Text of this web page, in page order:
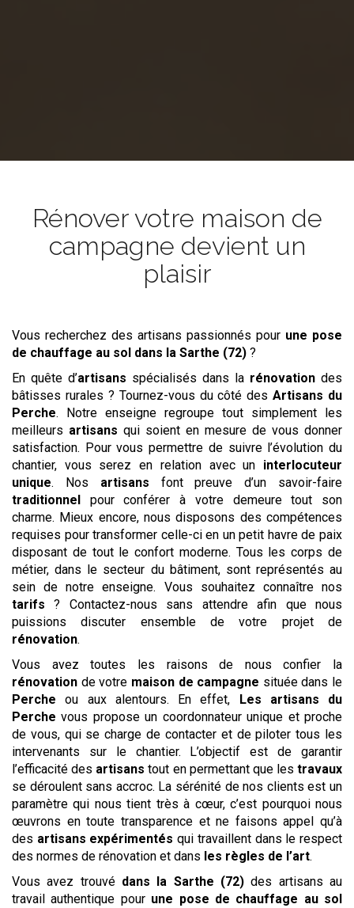
Rénover votre maison de
campagne devient un
plaisir
Vous recherchez des artisans passionnés pour une pose
de chauffage au sol dans la Sarthe (72) ?
En quête d’artisans spécialisés dans la rénovation des
bâtisses rurales ? Tournez-vous du côté desArtisans du
Perche. Notre enseigne regroupe tout simplement les
meilleurs artisans qui soient en mesure de vous donner
satisfaction. Pour vous permettre de suivre l’évolution du
chantier, vous serez en relation avec un interlocuteur
unique. Nos artisans font preuve d’un savoir-faire
traditionnel
pour conférer à votre demeure tout son
charme. Mieux encore, nous disposons des compétences
requises pour transformer celle-ci en un petit havre de paix
disposant de tout le confort moderne. Tous les corps de
métier, dans le secteur du bâtiment, sont représentés au
sein de notre enseigne. Vous souhaitez connaître nos
tarifs ? Contactez-nous sans attendre afin que nous
puissions discuter ensemble de votre projet de
rénovation.
Vous avez toutes les raisons de nous confier la
rénovation de votre maison de campagne située dans le
Percheou aux alentours. En effet,
Les artisans du
Perche vous propose un coordonnateur unique et proche
de vous, qui se charge de contacter et de piloter tous les
intervenants sur le chantier. L’objectif est de garantir
l’efficacité des artisans tout en permettant que les travaux
se déroulent sans accroc. La sérénité de nos clients est un
paramètre qui nous tient très à cœur, c’est pourquoi nous
œuvrons en toute transparence et ne faisons appel qu’à
des artisans expérimentés qui travaillent dans le respect
des normes de rénovation et dans les règles de l’art.
Vous avez trouvé dans la Sarthe (72) des artisans au
travail authentique pour une pose de chauffage au sol